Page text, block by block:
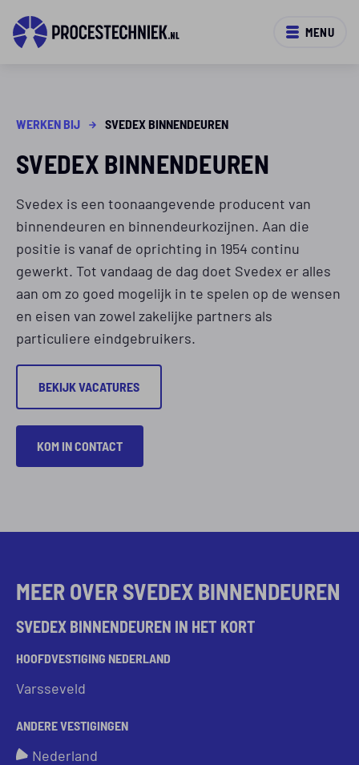
MENU
WERKEN BIJ SVEDEX BINNENDEUREN
SVEDEX BINNENDEUREN
Svedex is een toonaangevende producent van
binnendeuren en binnendeurkozijnen. Aan die
positie is vanaf de oprichting in 1954 continu
gewerkt. Tot vandaag de dag doet Svedex er alles
aan om zo goed mogelijk in te spelen op de wensen
en eisen van zowel zakelijke partners als
particuliere eindgebruikers.
BEKIJK VACATURES
KOM IN CONTACT
MEER OVER SVEDEX BINNENDEUREN
SVEDEX BINNENDEUREN IN HET KORT
HOOFDVESTIGING NEDERLAND
Varsseveld
ANDERE VESTIGINGEN
Nederland